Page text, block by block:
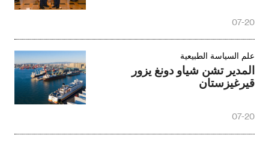
07-20
علم السياسة الطبيعية
المدير تشن شياو دونغ يزور
قيرغيزستان
07-20